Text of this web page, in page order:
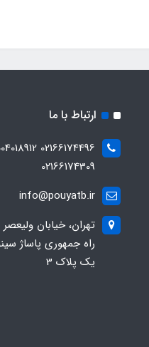
ارتباط با ما
09004018912
02166174309
info@pouyatb.ir
تهران، خیابان
راه جمهوری پاساژ
یک پلاک 3